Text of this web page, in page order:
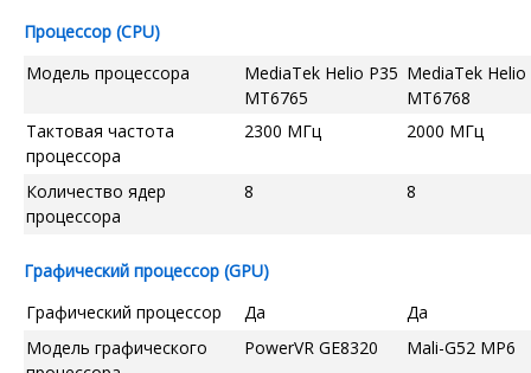
Процессор (CPU)
Модель процессора
MediaTek Helio P35
MT6765
MediaTek Helio
MT6768
Тактовая частота
процессора
2300 МГц 2000 МГц
Количество ядер
процессора
8 8
Графический процессор (GPU)
Графический процессор
Да
Да
Модель графического
PowerVR GE8320 Mali-G52 MP6